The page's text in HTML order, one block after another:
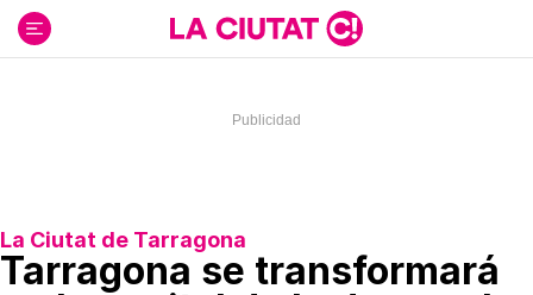
contenido
La Ciutat de Tarragona
Tarragona se transformará